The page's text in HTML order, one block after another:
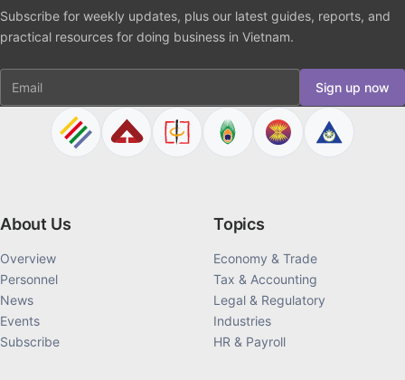
Subscribe for weekly updates, plus our latest guides, reports, and
practical resources for doing business in Vietnam.
Email Sign up now
About Us
Overview
Personnel
News
Events
Subscribe
Topics
Economy & Trade
Tax & Accounting
Legal & Regulatory
Industries
HR & Payroll